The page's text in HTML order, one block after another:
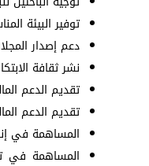
توفير البيئة
دعم إصدار
نشر ثقافة
تقديم الدعم
تقديم الدعم
المساهمة في
المساهمة في